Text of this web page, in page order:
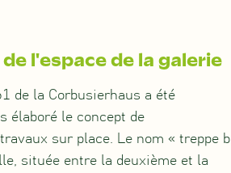
l'espace de la galerie
de la Corbusierhaus a été
élaboré le concept de
sur place. Le nom « treppe b
située entre la deuxième et la